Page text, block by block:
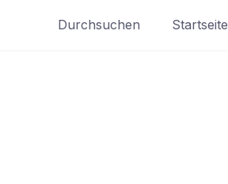
Durchsuchen Startseite